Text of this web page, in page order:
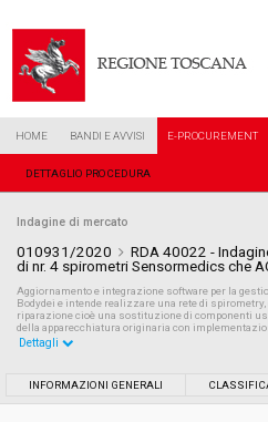
HOME BANDI E AVVISI E-PROCUREMENT
DETTAGLIO PROCEDURA
Indagine di mercato
010931/2020
RDA 40022 -
di nr. 4 spirometri Sensormedics che
Aggiornamento e integrazione software per la
Bodydei e intende realizzare una rete di
riparazione cioè una sostituzione di componenti
della apparecchiatura originaria con
Dettagli
INFORMAZIONI GENERALI